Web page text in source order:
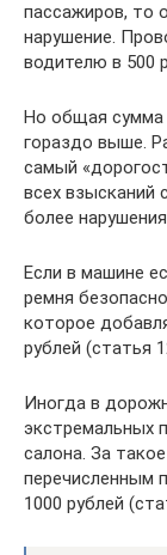
пассажиров, то
нарушение.
водителю в 500
Но общая сумма
гораздо выше.
самый
всех взысканий
более
Если в машине
ремня
которое
рублей (статья
Иногда в
экстремальных
салона. За
перечисленным
1000 рублей